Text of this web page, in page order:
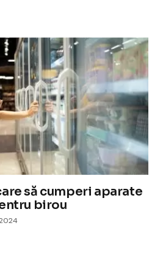
să cumperi aparate
birou